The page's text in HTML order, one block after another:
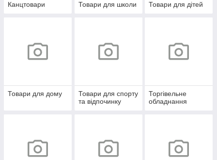
Канцтовари Товари для школи Товари для дітей
Товари для дому
Товари для спорту
та відпочинку
Торгівельне
обладнання